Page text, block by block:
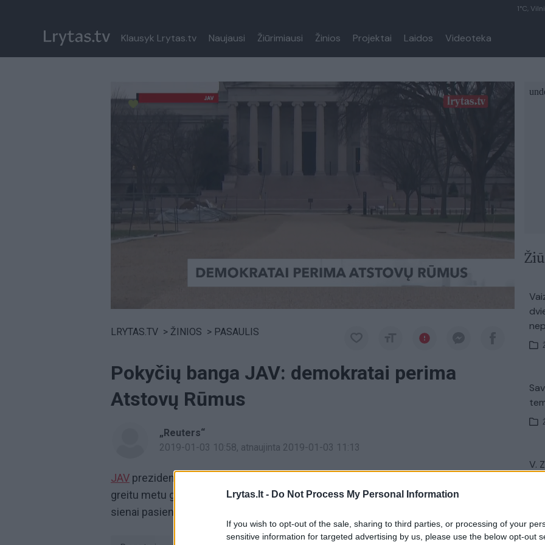
Lrytas.lt - Do Not Process My Personal Information
If you wish to opt-out of the sale, sharing to third parties, or processing of your
sensitive information for targeted advertising by us, please use the below opt-out
1°C,
Klausyk Lrytas.tv Naujausi Žiūrimiausi Žinios Projektai Laidos Videoteka
Paremkite Ukrainą
LRYTAS.TV > ŽINIOS > PASAULIS
Pokyčių banga JAV: demokratai perima
Atstovų Rūmus
„Reuters“
2019-01-03 10:58, atnaujinta 2019-01-03 11:13
JAV prezidentas Donaldas Trumpas trečiadienį perspėjo, kad federalinė vyriausybė
greitu metu gali ir neatsidaryti, nes jis tvirtai tebereikalauja kelių milijardų dolerių
sienai pasienyje su Meksika statyti.
V.